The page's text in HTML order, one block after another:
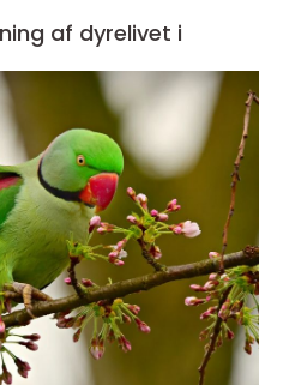
af dyrelivet i